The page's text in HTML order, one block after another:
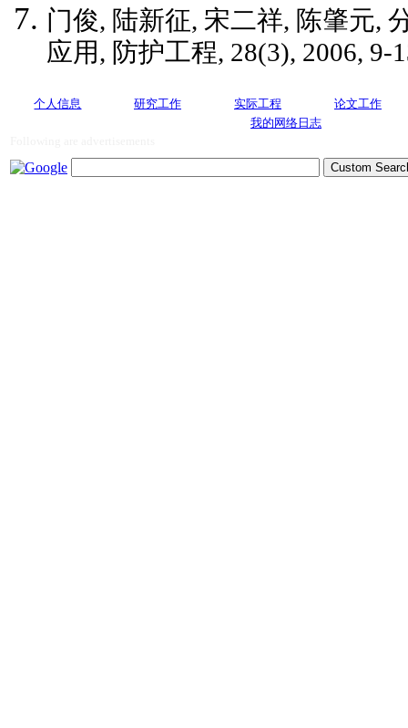
门俊, 陆新征, 宋二祥, 陈肇元,
应用, 防护工程, 28(3), 2006, 9-
个人信息 研究工作 实际工程 论文工作